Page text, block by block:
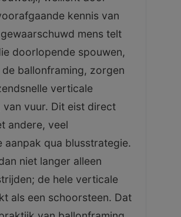
kennis van
mens telt
doorlopende spouwen,
de ballonframing, zorgen
verticale
vuur. Dit eist direct
andere, veel
aanpak qua blusstrategie.
niet langer alleen
de hele verticale
als een schoorsteen. Dat